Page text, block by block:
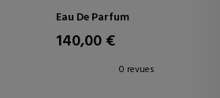
Eau De Parfum
140,00 €
0 revues